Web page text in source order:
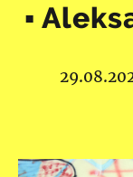
▪︎